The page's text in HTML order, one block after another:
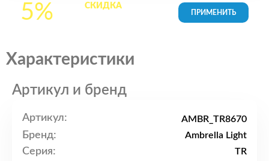
5% СКИДКАна все
Характеристики
Артикул и бренд
Артикул: AMBR_TR8670
Бренд: Ambrella Light
Серия: TR